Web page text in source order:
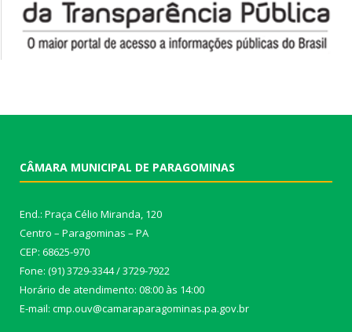
CÂMARA MUNICIPAL DE PARAGOMINAS
End.: Praça Célio Miranda, 120
Centro – Paragominas – PA
CEP: 68625-970
Fone: (91) 3729-3344 / 3729-7922
Horário de atendimento: 08:00 às 14:00
E-mail: cmp.ouv@camaraparagominas.pa.gov.br